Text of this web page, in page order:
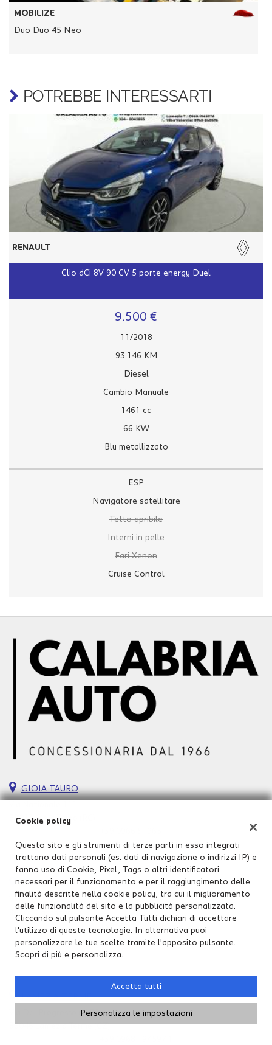
MOBILIZE
Duo Duo 45 Neo
POTREBBE INTERESSARTI
RENAULT
Clio dCi 8V 90 CV 5 porte energy Duel
9.500 €
11/2018
93.146 KM
Diesel
Cambio Manuale
1461 cc
66 KW
Blu metallizzato
ESP
Navigatore satellitare
Tetto apribile
Interni in pelle
Fari Xenon
Cruise Control
GIOIA TAURO
89013 Gioia Tauro (RC)
Email:
info@calabriauto.it
Indicazioni stradali
CATANZARO
Via Lucrezia Della Valle
Telefono:
+39 0961 1893065
Email:
info@calabriauto.it
Indicazioni stradali
LAMEZIA TERME
Via Del Progresso n.256
88046 Lamezia Terme (CZ)
Cookie policy
Questo sito e gli strumenti di terze parti in esso integrati
trattano dati personali (es. dati di navigazione o indirizzi IP) e
fanno uso di Cookie, Pixel, Tags o altri identificatori
necessari per il funzionamento e per il raggiungimento delle
finalità descritte nella cookie policy, tra cui il miglioramento
delle funzionalità del sito e la pubblicità personalizzata.
Cliccando sul pulsante Accetta Tutti dichiari di accettare
l'utilizzo di queste tecnologie. In alternativa puoi
personalizzare le tue scelte tramite l'apposito pulsante.
Scopri di più e personalizza.
Accetta tutti
Personalizza le impostazioni